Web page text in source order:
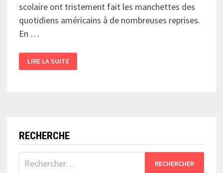
scolaire ont tristement fait les manchettes des
quotidiens américains à de nombreuses reprises.
En …
BULLYING
SOCIAL
LIRE LA SUITE
RECHERCHE
Rechercher :